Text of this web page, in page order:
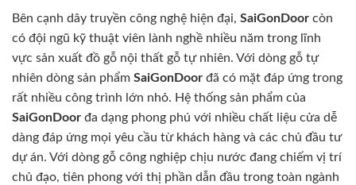
Bên cạnh dây truyền công nghệ hiện đại, SaiGonDoor còn
có đội ngũ kỹ thuật viên lành nghề nhiều năm trong lĩnh
vực sản xuất đồ gỗ nội thất gỗ tự nhiên. Với dòng gỗ tự
nhiên dòng sản phẩm SaiGonDoor đã có mặt đáp ứng trong
rất nhiều công trình lớn nhỏ. Hệ thống sản phẩm của
SaiGonDoor đa dạng phong phú với nhiều chất liệu cửa dễ
dàng đáp ứng mọi yêu cầu từ khách hàng và các chủ đầu tư
dự án. Với dòng gỗ công nghiệp chịu nước đang chiếm vị trí
chủ đạo, tiên phong với thị phần dẫn đầu trong toàn ngành